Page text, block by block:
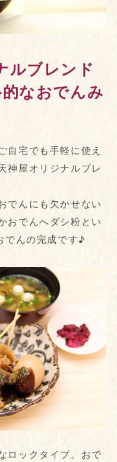
ルブレンド
なおでんみ
自宅でも手軽に使え
神屋オリジナルブレ
でんにも欠かせない
おでんへダシ粉とい
でんの完成です♪
ロックタイプ。おで